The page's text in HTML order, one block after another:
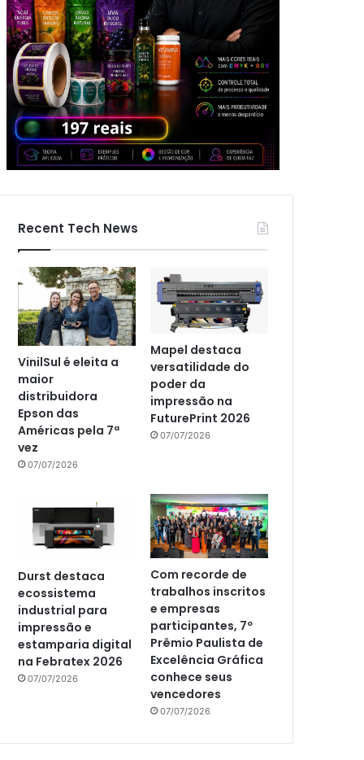
Recent Tech News
VinilSul é eleita a
maior
distribuidora
Epson das
Américas pela 7ª
vez
07/07/2026
Mapel destaca
versatilidade do
poder da
impressão na
FuturePrint 2026
07/07/2026
Durst destaca
ecossistema
industrial para
impressão e
estamparia digital
na Febratex 2026
07/07/2026
Com recorde de
trabalhos inscritos
e empresas
participantes, 7º
Prêmio Paulista de
Excelência Gráfica
conhece seus
vencedores
07/07/2026